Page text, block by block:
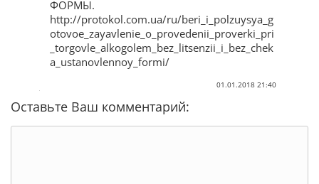
ФОРМЫ.
http://protokol.com.ua/ru/beri_i_polzuysya_g
otovoe_zayavlenie_o_provedenii_proverki_pri
_torgovle_alkogolem_bez_litsenzii_i_bez_chek
a_ustanovlennoy_formi/
01.01.2018 21:40
Оставьте Ваш комментарий: